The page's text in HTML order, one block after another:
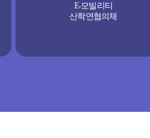
E-모빌리티
산학연협의체